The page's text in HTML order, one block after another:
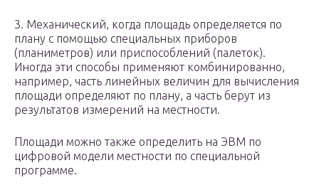
3. Механический, когда площадь определяется по
плану с помощью специальных приборов
(планиметров) или приспособлений (палеток).
Иногда эти способы применяют комбинированно,
например, часть линейных величин для вычисления
площади определяют по плану, а часть берут из
результатов измерений на местности.
Площади можно также определить на ЭВМ по
цифровой модели местности по специальной
программе.